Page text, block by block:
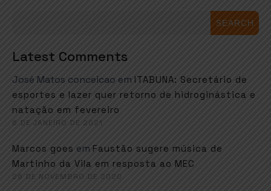
SEARCH
Latest Comments
José Matos conceicao em ITABUNA: Secretário de
esportes e lazer quer retorno de hidroginástica e
natação em fevereiro
6 DE JANEIRO DE 2021
Marcos goes em Faustão sugere música de
Martinho da Vila em resposta ao MEC
26 DE NOVEMBRO DE 2020